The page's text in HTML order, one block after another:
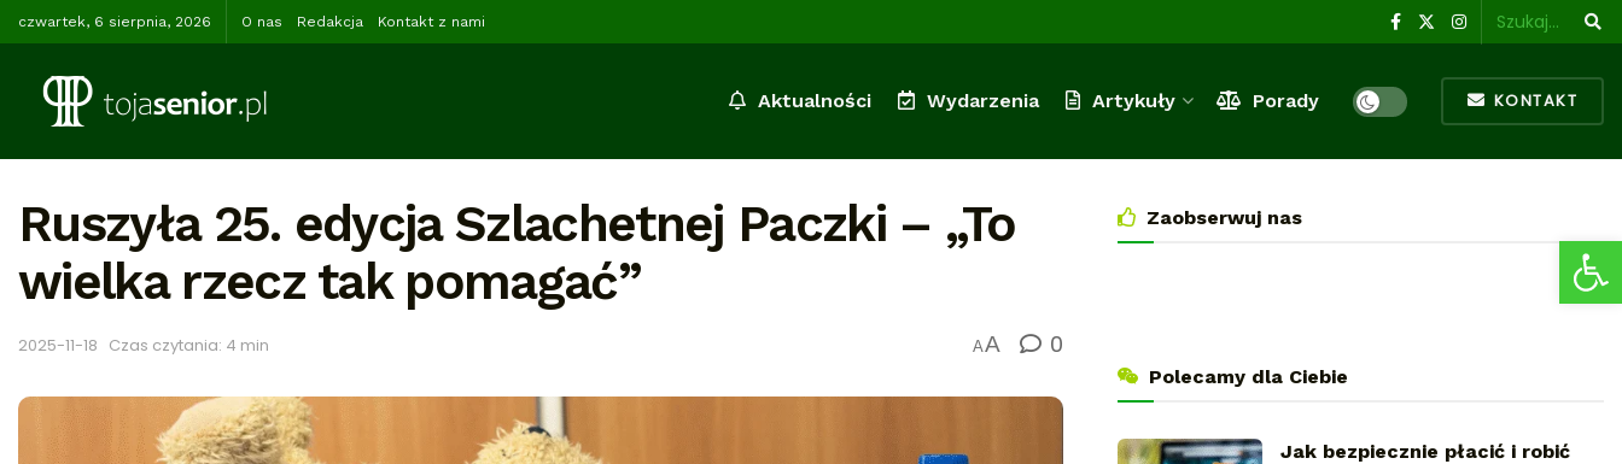
czwartek, 6 sierpnia, 2026 O nas Redakcja Kontakt z nami
Aktualności Wydarzenia Artykuły Porady KONTAKT
Ruszyła 25. edycja Szlachetnej Paczki – „To
wielka rzecz tak pomagać”
2025-11-18 Czas czytania: 4 min AA 0
Zaobserwuj nas
Polecamy dla Ciebie
Jak bezpiecznie płacić i robić